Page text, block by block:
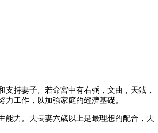
持妻子。若命宮中有右弼，文曲，天鉞，
工作，以加強家庭的經濟基礎。
能力。夫長妻六歲以上是最理想的配合，夫